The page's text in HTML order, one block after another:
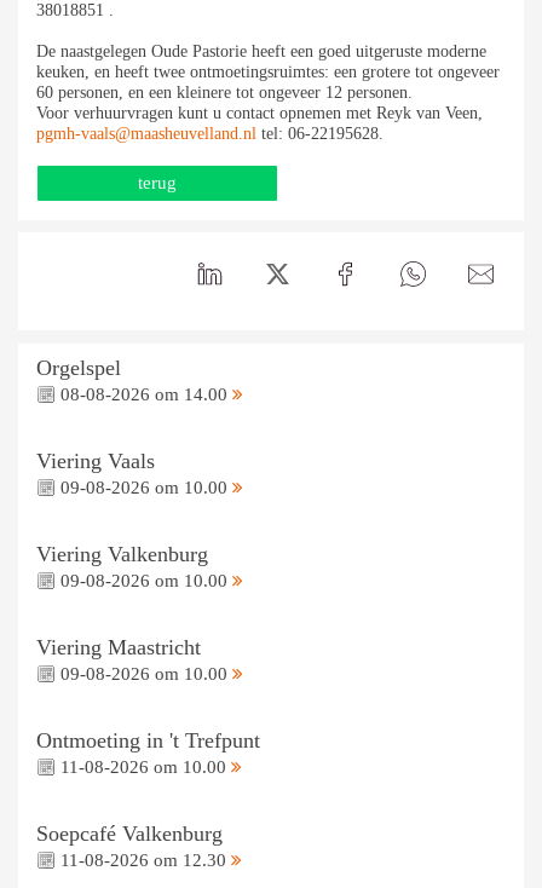
38018851 .
De naastgelegen Oude Pastorie heeft een goed uitgeruste moderne
keuken, en heeft twee ontmoetingsruimtes: een grotere tot ongeveer
60 personen, en een kleinere tot ongeveer 12 personen.
Voor verhuurvragen kunt u contact opnemen met Reyk van Veen,
pgmh-vaals@maasheuvelland.nl tel: 06-22195628.
terug
Orgelspel
08-08-2026 om 14.00
Viering Vaals
09-08-2026 om 10.00
Viering Valkenburg
09-08-2026 om 10.00
Viering Maastricht
09-08-2026 om 10.00
Ontmoeting in 't Trefpunt
11-08-2026 om 10.00
Soepcafé Valkenburg
11-08-2026 om 12.30